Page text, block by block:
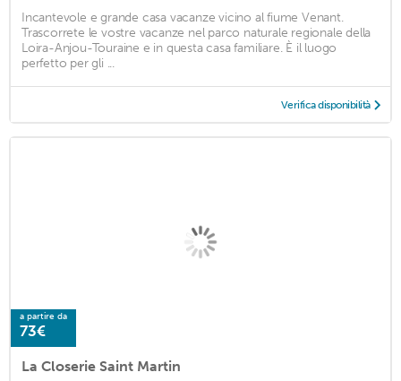
Incantevole e grande casa vacanze vicino al fiume Venant.
Trascorrete le vostre vacanze nel parco naturale regionale della
Loira-Anjou-Touraine e in questa casa familiare. È il luogo
perfetto per gli ...
Verifica disponibilità
a partire da
73€
La Closerie Saint Martin